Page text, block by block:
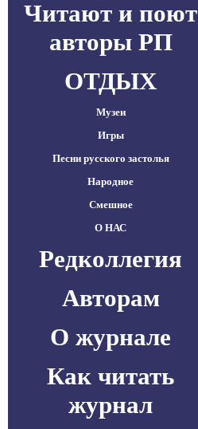
Читают и поют
авторы РП
ОТДЫХ
Музеи
Игры
Песни русского застолья
Народное
Смешное
О НАС
Редколлегия
Авторам
О журнале
Как читать
журнал